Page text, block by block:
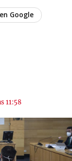
11:58
Google